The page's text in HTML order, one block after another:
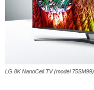
LG 8K NanoCell TV (model 75SM99)